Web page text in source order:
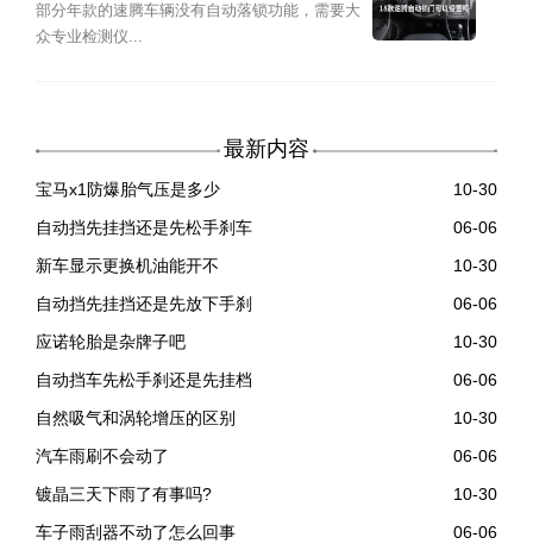
部分年款的速腾车辆没有自动落锁功能，需要大
众专业检测仪...
最新内容
宝马x1防爆胎气压是多少
10-30
自动挡先挂挡还是先松手刹车
06-06
新车显示更换机油能开不
10-30
自动挡先挂挡还是先放下手刹
06-06
应诺轮胎是杂牌子吧
10-30
自动挡车先松手刹还是先挂档
06-06
自然吸气和涡轮增压的区别
10-30
汽车雨刷不会动了
06-06
镀晶三天下雨了有事吗?
10-30
车子雨刮器不动了怎么回事
06-06